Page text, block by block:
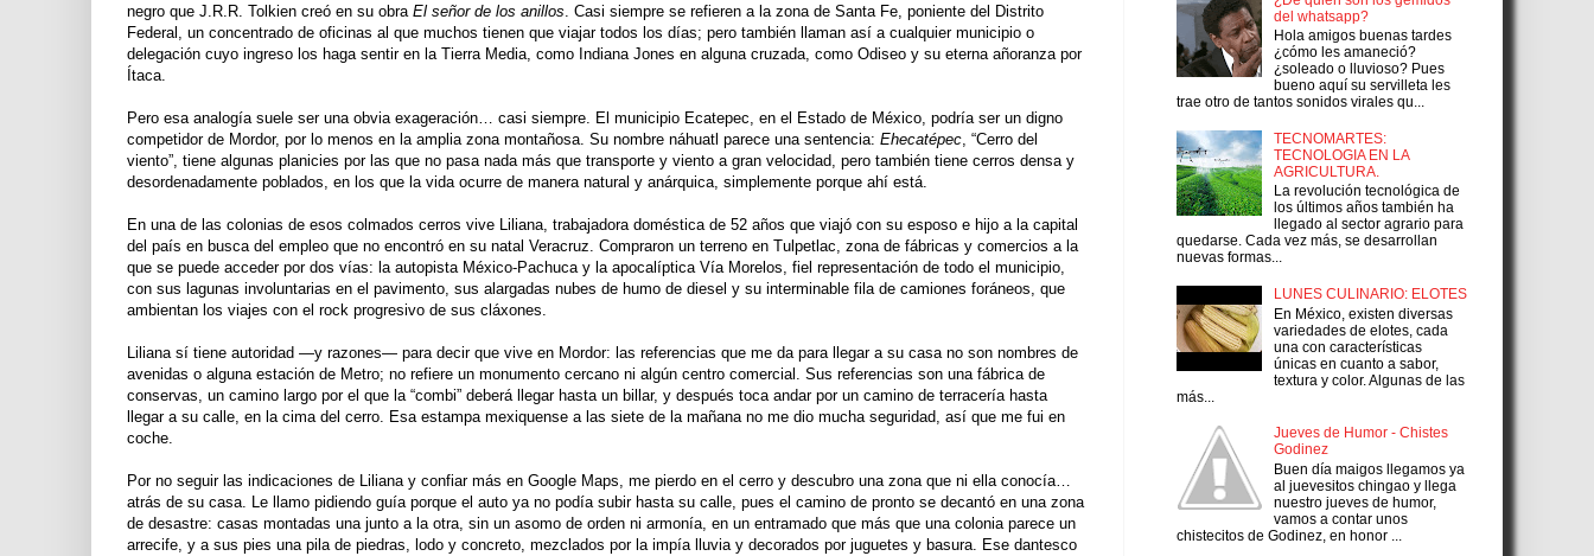
negro que J.R.R. Tolkien creó en su obra El señor de los anillos. Casi siempre se refieren a la zona de Santa Fe, poniente del Distrito
Federal, un concentrado de oficinas al que muchos tienen que viajar todos los días; pero también llaman así a cualquier municipio o
delegación cuyo ingreso los haga sentir en la Tierra Media, como Indiana Jones en alguna cruzada, como Odiseo y su eterna añoranza por
Ítaca.
Pero esa analogía suele ser una obvia exageración… casi siempre. El municipio Ecatepec, en el Estado de México, podría ser un digno
competidor de Mordor, por lo menos en la amplia zona montañosa. Su nombre náhuatl parece una sentencia: Ehecatépec, “Cerro del
viento”, tiene algunas planicies por las que no pasa nada más que transporte y viento a gran velocidad, pero también tiene cerros densa y
desordenadamente poblados, en los que la vida ocurre de manera natural y anárquica, simplemente porque ahí está.
En una de las colonias de esos colmados cerros vive Liliana, trabajadora doméstica de 52 años que viajó con su esposo e hijo a la capital
del país en busca del empleo que no encontró en su natal Veracruz. Compraron un terreno en Tulpetlac, zona de fábricas y comercios a la
que se puede acceder por dos vías: la autopista México-Pachuca y la apocalíptica Vía Morelos, fiel representación de todo el municipio,
con sus lagunas involuntarias en el pavimento, sus alargadas nubes de humo de diesel y su interminable fila de camiones foráneos, que
ambientan los viajes con el rock progresivo de sus cláxones.
Liliana sí tiene autoridad —y razones— para decir que vive en Mordor: las referencias que me da para llegar a su casa no son nombres de
avenidas o alguna estación de Metro; no refiere un monumento cercano ni algún centro comercial. Sus referencias son una fábrica de
conservas, un camino largo por el que la “combi” deberá llegar hasta un billar, y después toca andar por un camino de terracería hasta
llegar a su calle, en la cima del cerro. Esa estampa mexiquense a las siete de la mañana no me dio mucha seguridad, así que me fui en
coche.
Por no seguir las indicaciones de Liliana y confiar más en Google Maps, me pierdo en el cerro y descubro una zona que ni ella conocía…
atrás de su casa. Le llamo pidiendo guía porque el auto ya no podía subir hasta su calle, pues el camino de pronto se decantó en una zona
de desastre: casas montadas una junto a la otra, sin un asomo de orden ni armonía, en un entramado que más que una colonia parece un
arrecife, y a sus pies una pila de piedras, lodo y concreto, mezclados por la impía lluvia y decorados por juguetes y basura. Ese dantesco
del whatsapp?
Hola amigos buenas tardes
¿cómo les amaneció?
¿soleado o lluvioso? Pues
bueno aquí su servilleta les
trae otro de tantos sonidos virales qu...
TECNOMARTES:
TECNOLOGIA EN LA
AGRICULTURA.
La revolución tecnológica de
los últimos años también ha
llegado al sector agrario para
quedarse. Cada vez más, se desarrollan
nuevas formas...
LUNES CULINARIO: ELOTES
En México, existen diversas
variedades de elotes, cada
una con características
únicas en cuanto a sabor,
textura y color. Algunas de las
más...
Jueves de Humor - Chistes
Godinez
Buen día maigos llegamos ya
al juevesitos chingao y llega
nuestro jueves de humor,
vamos a contar unos
chistecitos de Godinez, en honor ...